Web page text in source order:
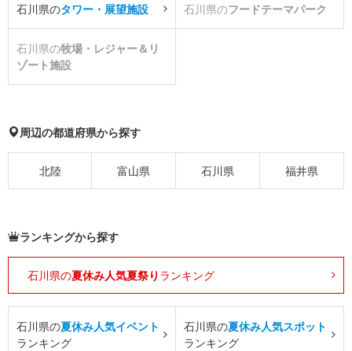
石川県のタワー・展望施設 石川県のフードテーマパーク
石川県の牧場・レジャー＆リ
ゾート施設
周辺の都道府県から探す
北陸 富山県 石川県 福井県
ランキングから探す
石川県の夏休み人気夏祭り ランキング
石川県の夏休み人気イベント
ランキング
石川県の夏休み人気スポット
ランキング